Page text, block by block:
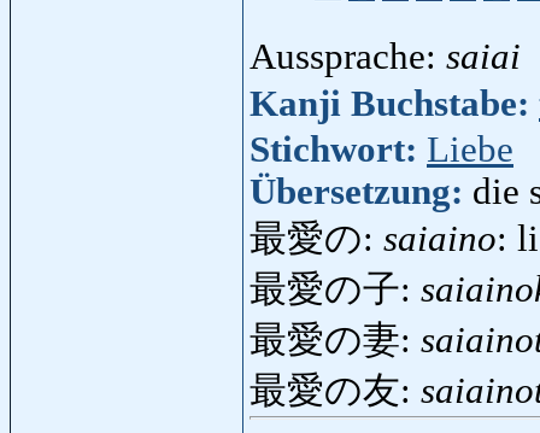
Aussprache: saiai
Kanji Buchstabe:
Stichwort: Liebe
Übersetzung: die
最愛の: saiaino:
最愛の子:
最愛の妻:
最愛の友: